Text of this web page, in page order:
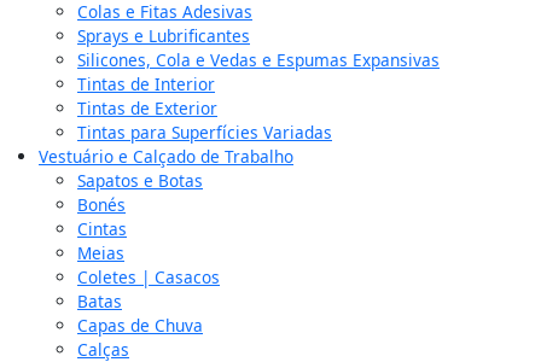
Colas e Fitas Adesivas
Sprays e Lubrificantes
Silicones, Cola e Vedas e Espumas Expansivas
Tintas de Interior
Tintas de Exterior
Tintas para Superfícies Variadas
Vestuário e Calçado de Trabalho
Sapatos e Botas
Bonés
Cintas
Meias
Coletes | Casacos
Batas
Capas de Chuva
Calças